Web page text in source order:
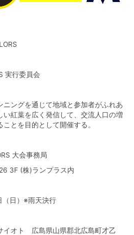
実行委員会
ニングを通じて地域と参加者がふれあ
い紅葉を広く発信して、交流人口の増
とを目的として開催する。
大会事務局
3F (株)ランプラス内
（日）※雨天決行
イオト 広島県山県郡北広島町才乙